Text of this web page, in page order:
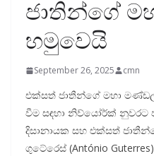
ජාතින්ගේ
හමුවෙයි
September 26, 2025 cmn
එක්සත් ජාතීන්ගේ මහා
වීම සඳහා නිව්යෝර්ක් නුවරට
දිසානායක සහ එක්සත්
ගුටේරෙස් (António